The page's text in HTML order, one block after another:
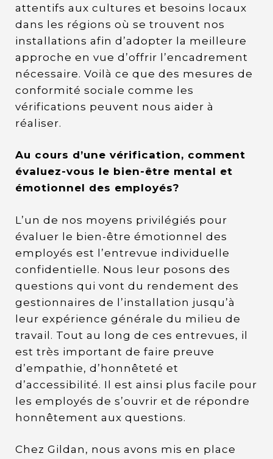
attentifs aux cultures et besoins locaux
dans les régions où se trouvent nos
installations afin d’adopter la meilleure
approche en vue d’offrir l’encadrement
nécessaire. Voilà ce que des mesures de
conformité sociale comme les
vérifications peuvent nous aider à
réaliser.
Au cours d’une vérification, comment
évaluez-vous le bien-être mental et
émotionnel des employés?
L’un de nos moyens privilégiés pour
évaluer le bien-être émotionnel des
employés est l’entrevue individuelle
confidentielle. Nous leur posons des
questions qui vont du rendement des
gestionnaires de l’installation jusqu’à
leur expérience générale du milieu de
travail. Tout au long de ces entrevues, il
est très important de faire preuve
d’empathie, d’honnêteté et
d’accessibilité. Il est ainsi plus facile pour
les employés de s’ouvrir et de répondre
honnêtement aux questions.
Chez Gildan, nous avons mis en place